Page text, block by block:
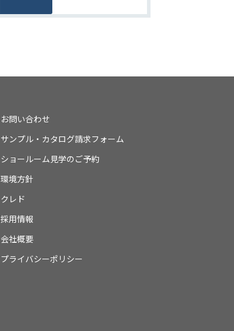
お問い合わせ
サンプル・カタログ請求フォーム
ショールーム見学のご予約
環境方針
クレド
採用情報
会社概要
プライバシーポリシー